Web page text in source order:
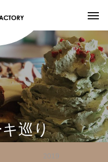
巡り
2019